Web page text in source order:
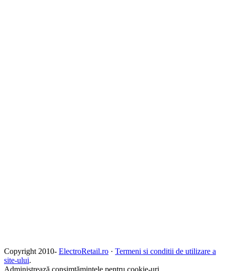
Copyright 2010- ElectroRetail.ro · Termeni si conditii de utilizare a
site-ului.